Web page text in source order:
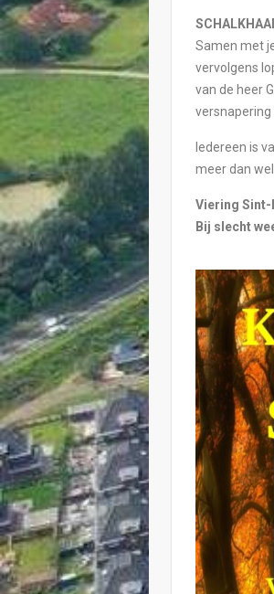
Samen met
vervolgens
van de heer
versnapering
Iedereen is
meer dan
Viering Sint-
Bij slecht